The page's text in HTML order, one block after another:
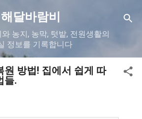
콘텐츠로 건너뛰기
해달바람비
농지, 농막, 텃밭, 전원생활의
정보를 기록합니다
원 방법! 집에서 쉽게 따
들.